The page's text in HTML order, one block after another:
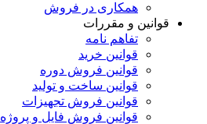
همکاری در فروش
قوانین و مقررات
تفاهم نامه
قوانین خرید
قوانین فروش دوره
قوانین ساخت و تولید
قوانین فروش تجهیزات
قوانین فروش فایل و پروژه